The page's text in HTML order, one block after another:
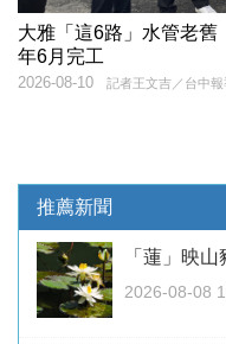
大雅「這6路」水管老
年6月完工
記者王文吉／台中報
2026-08-10
推薦新聞
「蓮」映
2026-08-08